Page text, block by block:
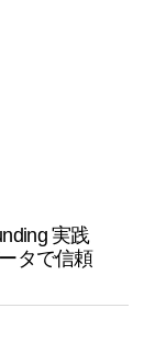
実践
タで信頼